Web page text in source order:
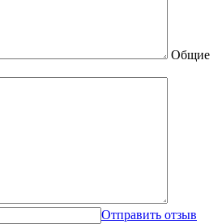
Общие
Отправить отзыв